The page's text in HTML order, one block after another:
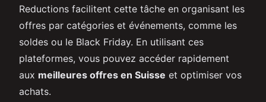
Reductions facilitent cette tâche en organisant les
offres par catégories et événements, comme les
soldes ou le Black Friday. En utilisant ces
plateformes, vous pouvez accéder rapidement
aux meilleures offres en Suisse et optimiser vos
achats.